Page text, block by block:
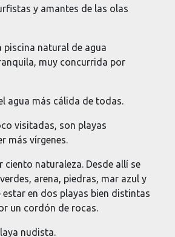
y amantes de las olas
piscina natural de agua
muy concurrida por
agua más cálida de todas.
visitadas, son playas
más vírgenes.
ciento naturaleza. Desde allí se
arena, piedras, mar azul y
en dos playas bien distintas
un cordón de rocas.
nudista.